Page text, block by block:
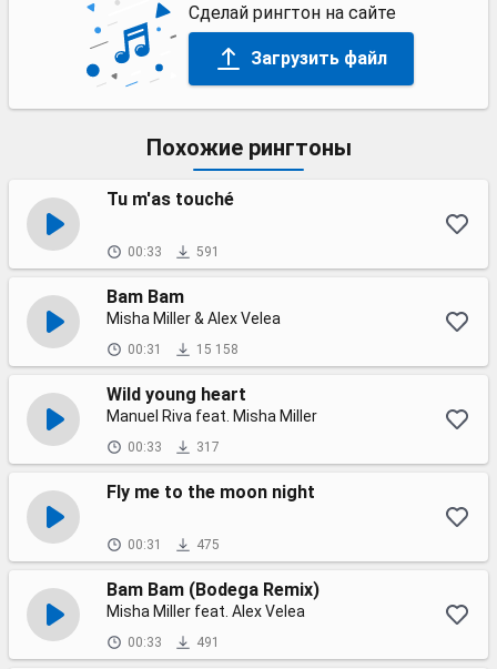
Сделай рингтон на сайте
Загрузить файл
Похожие рингтоны
Tu m'as touché
00:33 591
Bam Bam
Misha Miller & Alex Velea
00:31 15 158
Wild young heart
Manuel Riva feat. Misha Miller
00:33 317
Fly me to the moon night
00:31 475
Bam Bam (Bodega Remix)
Misha Miller feat. Alex Velea
00:33 491